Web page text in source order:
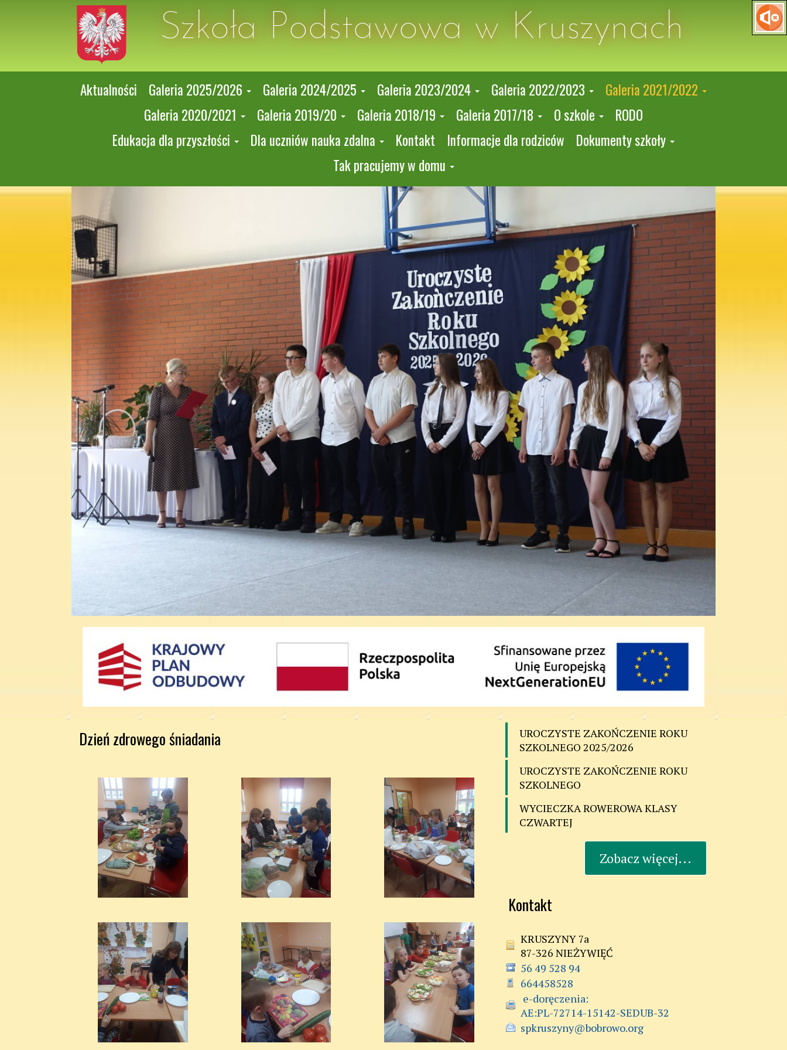
Szkoła Podstawowa w Kruszynach
Aktualności Galeria 2025/2026 Galeria 2024/2025 Galeria 2023/2024 Galeria 2022/2023
Galeria 2021/2022
Galeria 2020/2021
Galeria 2019/20 Galeria 2018/19 Galeria 2017/18 O szkole
RODO
Edukacja dla przyszłości
Dla uczniów nauka zdalna Kontakt Informacje dla rodziców
Dokumenty szkoły
Tak pracujemy w domu
Dzień zdrowego śniadania
UROCZYSTE ZAKOŃCZENIE ROKU
SZKOLNEGO 2025/2026
UROCZYSTE ZAKOŃCZENIE ROKU
SZKOLNEGO
WYCIECZKA ROWEROWA KLASY
CZWARTEJ
Zobacz więcej...
Kontakt
KRUSZYNY 7a
87-326 NIEŻYWIĘĆ
56 49 528 94
664458528
AE:PL-72714-15142-SEDUB-32
spkruszyny@bobrowo.org